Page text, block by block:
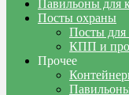
Павильоны для
Посты охраны
Посты для
КПП и
Прочее